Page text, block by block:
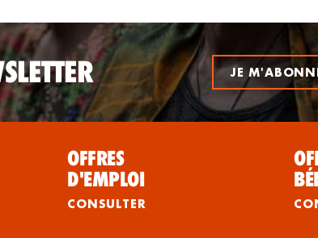
JE
OFFRES
D'EMPLOI
CONSULTER